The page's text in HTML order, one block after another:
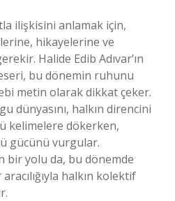
ilişkisini anlamak için,
hikayelerine ve
Halide Edib Adıvar’ın
bu dönemin ruhunu
metin olarak dikkat çeker.
dünyasını, halkın direncini
kelimelere dökerken,
gücünü vurgular.
bir yolu da, bu dönemde
halkın kolektif